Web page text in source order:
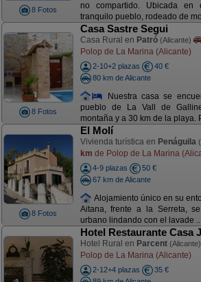
8 Fotos
no compartido. Ubicada
tranquilo pueblo, rodeado de
8 Fotos
Casa Sastre Segui
Casa Rural en Patró (Alicante)
Polop de La Marina (Alicante)
2-10+2 plazas
40 €
80 km de Alicante
Nuestra casa se
pueblo de La Vall de
montaña y a 30 km de la playa.
8 Fotos
El Molí
Vivienda turística en Penáguila
km de Polop de La Marina
4-9 plazas
50 €
67 km de Alicante
Alojamiento único en su
Aitana, frente a la Serreta,
urbano lindando con el lavade
Hotel Restaurante Casa
Hotel Rural en Parcent (Alicante)
Polop de La Marina (Alicante)
2-12+4 plazas
35 €